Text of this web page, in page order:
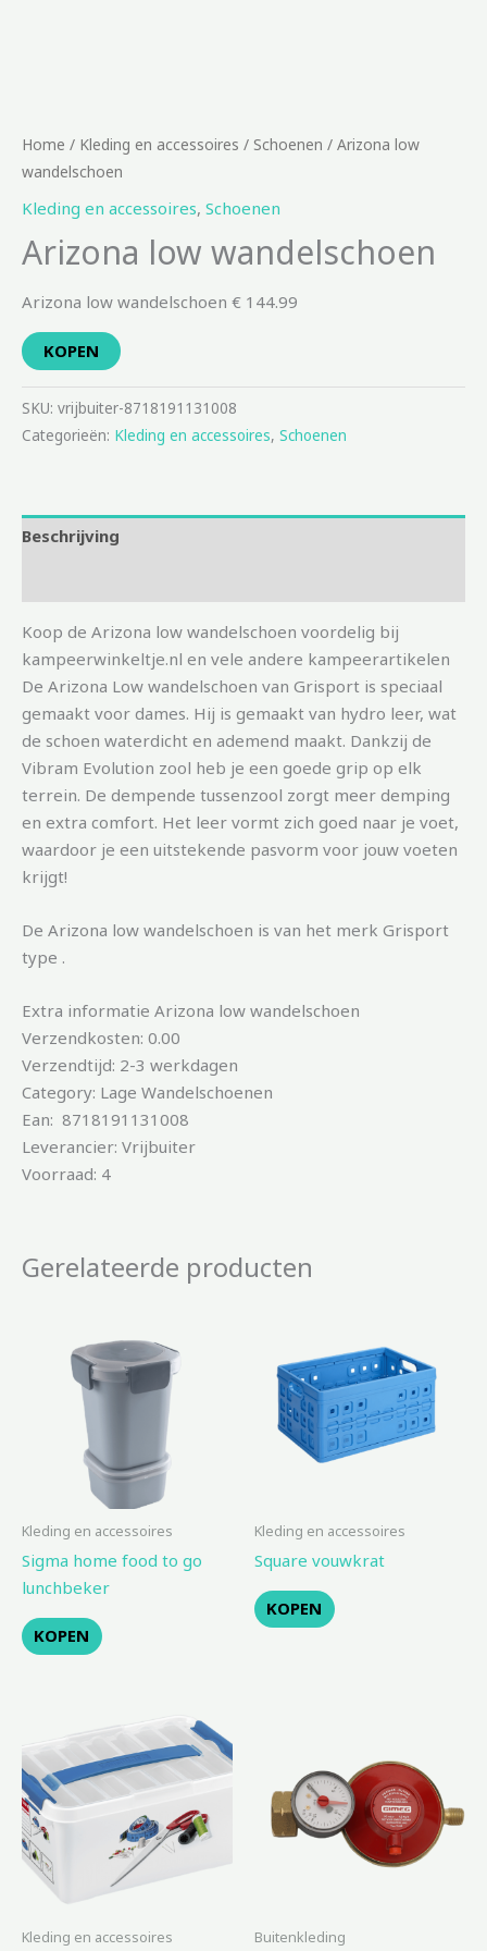
Home / Kleding en accessoires / Schoenen / Arizona low
wandelschoen
Kleding en accessoires, Schoenen
Arizona low wandelschoen
Arizona low wandelschoen € 144.99
KOPEN
SKU: vrijbuiter-8718191131008
Categorieën: Kleding en accessoires, Schoenen
Beschrijving
Koop de Arizona low wandelschoen voordelig bij
kampeerwinkeltje.nl en vele andere kampeerartikelen
De Arizona Low wandelschoen van Grisport is speciaal
gemaakt voor dames. Hij is gemaakt van hydro leer, wat
de schoen waterdicht en ademend maakt. Dankzij de
Vibram Evolution zool heb je een goede grip op elk
terrein. De dempende tussenzool zorgt meer demping
en extra comfort. Het leer vormt zich goed naar je voet,
waardoor je een uitstekende pasvorm voor jouw voeten
krijgt!
De Arizona low wandelschoen is van het merk Grisport
type .
Extra informatie Arizona low wandelschoen
Verzendkosten: 0.00
Verzendtijd: 2-3 werkdagen
Category: Lage Wandelschoenen
Ean: 8718191131008
Leverancier: Vrijbuiter
Voorraad: 4
Gerelateerde producten
Kleding en accessoires
Sigma home food to go
lunchbeker
KOPEN
Kleding en accessoires
Square vouwkrat
KOPEN
Kleding en accessoires Buitenkleding